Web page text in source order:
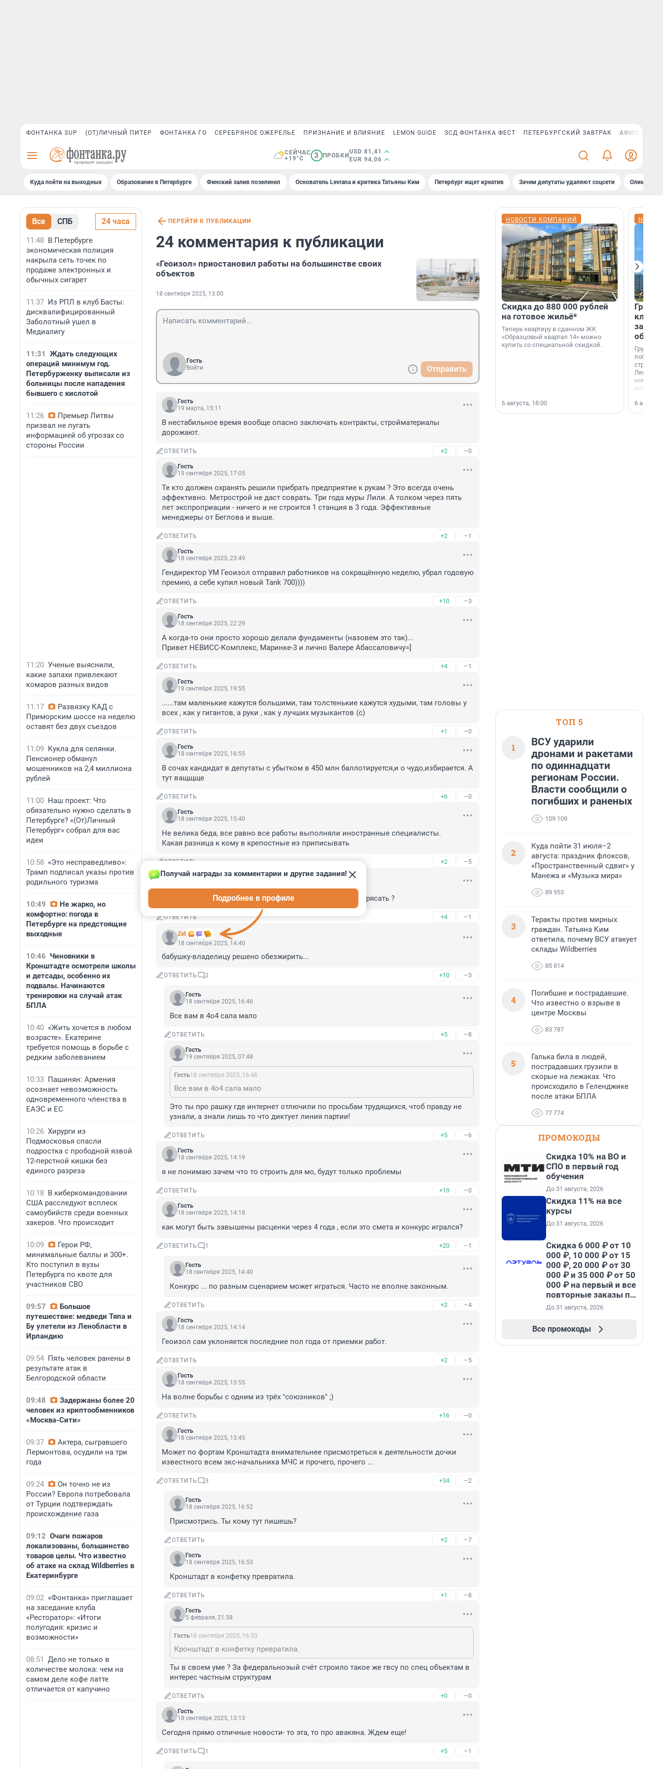
ФОНТАНКА SUP (ОТ)ЛИЧНЫЙ ПИТЕР ФОНТАНКА ГО СЕРЕБРЯНОЕ ОЖЕРЕЛЬЕ ПРИЗНАНИЕ И ВЛИЯНИЕ LEMON GUIDE ЗСД ФОНТАНКА ФЕСТ ПЕТЕРБУРГСКИЙ ЗАВТРАК АФИША PLUS
СЕЙЧАС
+19°C
3 ПРОБКИ
USD 81,41
EUR 94,06
Куда пойти на выходных Образование в Петербурге Финский залив позеленел Основатель Levrana и критика Татьяны Ким Петербург ищет креатив Зачем депутаты удаляют соцсети
Все СПБ 24 часа
11:48 В Петербурге
экономическая полиция
накрыла сеть точек по
продаже электронных и
обычных сигарет
11:37 Из РПЛ в клуб Басты:
дисквалифицированный
Заболотный ушел в
Медиалигу
11:31
Ждать следующих
операций минимум год.
Петербурженку выписали из
больницы после нападения
бывшего с кислотой
11:26
Премьер Литвы
призвал не пугать
информацией об угрозах со
стороны России
11:20 Ученые выяснили,
какие запахи привлекают
комаров разных видов
11:17
Развязку КАД с
Приморским шоссе на неделю
оставят без двух съездов
11:09 Кукла для селянки.
Пенсионер обманул
мошенников на 2,4 миллиона
рублей
11:00 Наш проект: Что
обязательно нужно сделать в
Петербурге? «(От)Личный
Петербург» собрал для вас
идеи
10:58 «Это несправедливо»:
Трамп подписал указы против
родильного туризма
10:49
Не жарко, но
комфортно: погода в
Петербурге на предстоящие
выходные
10:46 Чиновники в
Кронштадте осмотрели школы
и детсады, особенно их
подвалы. Начинаются
тренировки на случай атак
БПЛА
10:40 «Жить хочется в любом
возрасте». Екатерине
требуется помощь в борьбе с
редким заболеванием
10:33 Пашинян: Армения
осознает невозможность
одновременного членства в
ЕАЭС и ЕС
10:26 Хирурги из
Подмосковья спасли
подростка с прободной язвой
12-перстной кишки без
единого разреза
10:18 В киберкомандовании
США расследуют всплеск
самоубийств среди военных
хакеров. Что происходит
10:09
Герои РФ,
минимальные баллы и 300+.
Кто поступил в вузы
Петербурга по квоте для
участников СВО
09:57
Большое
путешествие: медведи Тяпа и
Бу улетели из Ленобласти в
Ирландию
09:54 Пять человек ранены в
результате атак в
Белгородской области
09:48
Задержаны более 20
человек из криптообменников
«Москва-Сити»
09:37
Актера, сыгравшего
Лермонтова, осудили на три
года
09:24
Он точно не из
России? Европа потребовала
от Турции подтверждать
происхождение газа
09:12 Очаги пожаров
локализованы, большинство
товаров целы. Что известно
об атаке на склад Wildberries в
Екатеринбурге
09:02 «Фонтанка» приглашает
на заседание клуба
«Ресторатор»: «Итоги
полугодия: кризис и
возможности»
08:51 Дело не только в
количестве молока: чем на
самом деле кофе латте
отличается от капучино
ПЕРЕЙТИ К ПУБЛИКАЦИИ
24 комментария к публикации
«Геоизол» приостановил работы на большинстве своих
объектов
18 сентября 2025, 13:00
Гость
Войти
Отправить
Гость
19 марта, 15:11
В нестабильное время вообще опасно заключать контракты, стройматериалы
дорожают.
ОТВЕТИТЬ +2 –0
Гость
19 сентября 2025, 17:05
Те кто должен охранять решили прибрать предприятие к рукам ? Это всегда очень
эффективно. Метрострой не даст соврать. Три года муры Лили. А толком через пять
лет экспроприации - ничего и не строится 1 станция в 3 года. Эффективные
менеджеры от Беглова и выше.
ОТВЕТИТЬ +2 –1
Гость
18 сентября 2025, 23:49
Гендиректор УМ Геоизол отправил работников на сокращённую неделю, убрал годовую
премию, а себе купил новый Tank 700))))
ОТВЕТИТЬ +10 –3
Гость
18 сентября 2025, 22:29
А когда-то они просто хорошо делали фундаменты (назовем это так)...
Привет НЕВИСС-Комплекс, Маринке-3 и лично Валере Абассаловичу=]
ОТВЕТИТЬ +4 –1
Гость
18 сентября 2025, 19:55
......там маленькие кажутся большими, там толстенькие кажутся худыми, там головы у
всех , как у гигантов, а руки , как у лучших музыкантов (с)
ОТВЕТИТЬ +1 –0
Гость
18 сентября 2025, 16:55
В сочах кандидат в депутаты с убытком в 450 млн баллотируется,и о чудо,избирается. А
тут ващщще
ОТВЕТИТЬ +6 –0
Гость
18 сентября 2025, 15:40
Не велика беда, все равно все работы выполняли иностранные специалисты.
Какая разница к кому в крепостные из приписывать
ОТВЕТИТЬ +2 –5
Гость
Так а толку то,все уже всё разворовали ,че пустоту то сотрясать ?
ОТВЕТИТЬ +4 –1
Zet
Получай награды за комментарии и другие задания!
Подробнее в профиле
18 сентября 2025, 14:40
бабушку-владелицу решено обезжирить...
ОТВЕТИТЬ 2 +10 –3
Гость
18 сентября 2025, 16:46
Все вам в 4о4 сала мало
ОТВЕТИТЬ +5 –8
Гость
19 сентября 2025, 07:48
Гость18 сентября 2025, 16:46
Все вам в 4о4 сала мало
Это ты про рашку где интернет отлючили по просьбам трудящихся, чтоб правду не
узнали, а знали лишь то что диктует линия партии!
ОТВЕТИТЬ +5 –6
Гость
18 сентября 2025, 14:19
я не понимаю зачем что то строить для мо, будут только проблемы
ОТВЕТИТЬ +19 –0
Гость
18 сентября 2025, 14:18
как могут быть завышены расценки через 4 года , если это смета и конкурс игрался?
ОТВЕТИТЬ 1 +20 –1
Гость
18 сентября 2025, 14:40
Конкурс ... по разным сценарием может играться. Часто не вполне законным.
ОТВЕТИТЬ +2 –4
Гость
18 сентября 2025, 14:14
Геоизол сам уклоняется последние пол года от приемки работ.
ОТВЕТИТЬ +2 –5
Гость
18 сентября 2025, 13:55
На волне борьбы с одним из трёх "союзников" ;)
ОТВЕТИТЬ +16 –0
Гость
18 сентября 2025, 13:45
Может по фортам Кронштадта внимательнее присмотреться к деятельности дочки
известного всем экс-начальника МЧС и прочего, прочего ...
ОТВЕТИТЬ 3 +34 –2
Гость
18 сентября 2025, 16:52
Присмотрись. Ты кому тут пишешь?
ОТВЕТИТЬ +2 –7
Гость
18 сентября 2025, 16:53
Кронштадт в конфетку превратила.
ОТВЕТИТЬ +1 –8
Гость
5 февраля, 21:38
Гость18 сентября 2025, 16:53
Кронштадт в конфетку превратила.
Ты в своем уме ? За федеральноэый счёт строило такое же гвсу по спец объектам в
интерес частным структурам
ОТВЕТИТЬ +0 –0
Гость
18 сентября 2025, 13:13
Сегодня прямо отличные новости- то эта, то про авакяна. Ждем еще!
ОТВЕТИТЬ 1 +5 –1
НОВОСТИ КОМПАНИЙ
Скидка до 880 000 рублей
на готовое жильё*
Теперь квартиру в сданном ЖК
«Образцовый квартал 14» можно
купить со специальной скидкой.
6 августа, 18:00
Группа
области».
6
ТОП 5
1
ВСУ ударили
дронами и ракетами
по одиннадцати
регионам России.
Власти сообщили о
погибших и раненых
109 109
2
Куда пойти 31 июля–2
августа: праздник флоксов,
«Пространственный сдвиг» у
Манежа и «Музыка мира»
89 953
3
Теракты против мирных
граждан. Татьяна Ким
ответила, почему ВСУ атакует
склады Wildberries
85 814
4
Погибшие и пострадавшие.
Что известно о взрыве в
центре Москвы
83 787
5
Галька била в людей,
пострадавших грузили в
скорые на лежаках. Что
происходило в Геленджике
после атаки БПЛА
77 774
ПРОМОКОДЫ
Скидка 10% на ВО и
СПО в первый год
обучения
До 31 августа, 2026
Скидка 11% на все
курсы
До 31 августа, 2026
Скидка 6 000 ₽ от 10
000 ₽, 10 000 ₽ от 15
000 ₽, 20 000 ₽ от 30
000 ₽ и 35 000 ₽ от 50
000 ₽ на первый и все
повторные заказы по
промокоду НАБЕРИ
До 31 августа, 2026
Все промокоды